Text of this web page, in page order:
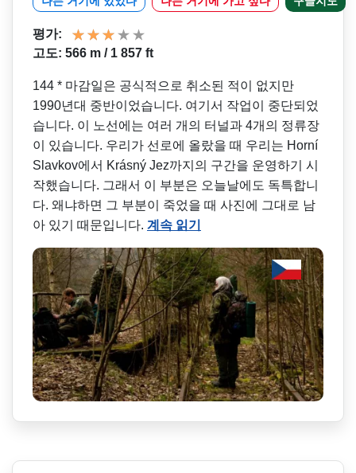
평가:
고도: 566 m / 1 857 ft
144 * 마감일은 공식적으로 취소된 적이 없지만
1990년대 중반이었습니다. 여기서 작업이 중단되었
습니다. 이 노선에는 여러 개의 터널과 4개의 정류장
이 있습니다. 우리가 선로에 올랐을 때 우리는 Horní
Slavkov에서 Krásný Jez까지의 구간을 운영하기 시
작했습니다. 그래서 이 부분은 오늘날에도 독특합니
다. 왜냐하면 그 부분이 죽었을 때 사진에 그대로 남
아 있기 때문입니다. 계속 읽기